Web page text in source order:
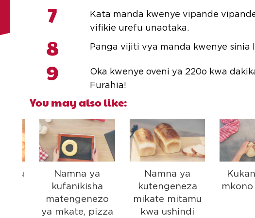
7
Kata manda kwenye vipande
vifikie urefu unaotaka.
8 Panga vijiti vya manda kwenye sinia
9
Oka kwenye oveni ya 220o kwa
Furahia!
You may also like:
Namna ya
kufanikisha
matengenezo
ya mkate, pizza
Namna ya
kutengeneza
mikate mitamu
kwa ushindi
mkono